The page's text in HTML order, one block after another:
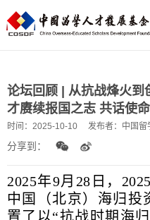
论坛回顾 | 从抗战烽火到
才赓续报国之志 共话使
时间： 2025-10-10 发布者： 中国留
分享到：
2025年9月28日，
中国（北京）海归投
置了以“抗战时期海